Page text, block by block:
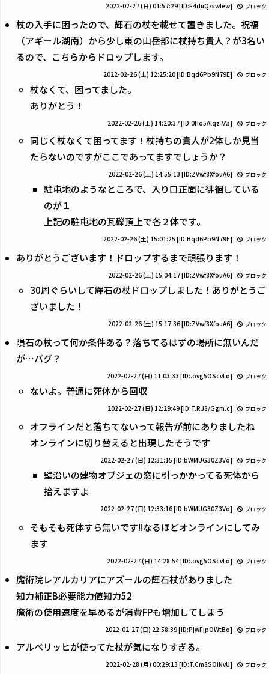
2022-02-27 (日) 01:57:29[ID:F4duQxswIew] ブロック
杖の入手に困ったので、輝石の杖を載せて置きました。祝福
（アギール湖南）から少し東の山岳部に杖持ち貴人？が3名い
るので、こちらからドロップします。
2022-02-26 (土) 12:25:20[ID:Bqd6Pb9N79E] ブロック
杖なくて、困ってました。
ありがとう！
2022-02-26 (土) 14:20:37[ID:0Ho5Alqz7As] ブロック
同じく杖なくて困ってます！杖持ちの貴人が2体しか見当
たらないのですがここであってますでしょうか？
2022-02-26 (土) 14:55:13 [ID:ZVwf8XfouA6] ブロック
駐屯地のようなところで、入り口正面に徘徊している
のが１
上記の駐屯地の瓦礫頂上で各２体です。
2022-02-26 (土) 15:01:25 [ID:Bqd6Pb9N79E] ブロック
ありがとうございます！ドロップするまで頑張ります！
2022-02-26 (土) 15:04:17[ID:ZVwf8XfouA6] ブロック
30周ぐらいして輝石の杖ドロップしました！ありがとうご
ざいました！
2022-02-26 (土) 15:17:36[ID:ZVwf8XfouA6] ブロック
隕石の杖って何か条件ある？落ちてるはずの場所に無いんだ
が…バグ？
2022-02-27 (日) 11:03:33 [ID:.ovg5OScvLo] ブロック
ないよ。普通に死体から回収
2022-02-27 (日) 12:29:49[ID:T.RJ8/Ggm.c] ブロック
オフラインだと落ちてないって報告が前にありましたね
オンラインに切り替えると出現したそうです
2022-02-27 (日) 12:31:15 [ID:bWMUG30Z3Vo] ブロック
壁沿いの建物オブジェの窓に引っかかってる死体から
拾えますよ
2022-02-27 (日) 12:33:16[ID:bWMUG30Z3Vo] ブロック
そもそも死体すら無いです!!なるほどオンラインにしてみ
ます
2022-02-27 (日) 14:28:54[ID:.ovg5OScvLo] ブロック
魔術院レアルカリアにアズールの輝石杖がありました
知力補正B必要能力値知力52
魔術の使用速度を早めるが消費FPも増加してしまう
2022-02-27 (日) 22:58:39[ID:PjwFjpOWtBo] ブロック
アルベリッヒが使ってた杖が気になりすぎる。
2022-02-28 (月) 00:29:13 [ID:T.Cm8SOiNvU] ブロック